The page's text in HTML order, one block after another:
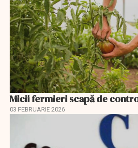
Micii fermieri scapă de
03 FEBRUARIE 2026